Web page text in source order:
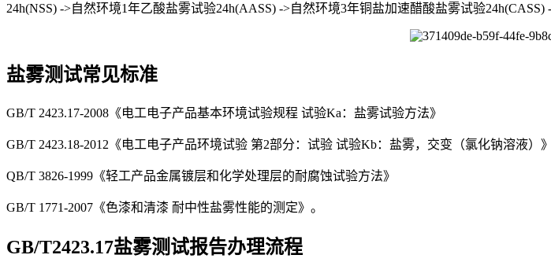
24h(NSS) ->自然环境1年乙酸盐雾试验24h(AASS) ->自然环境3年铜盐加速醋酸盐雾试验24h(CASS)
盐雾测试常见标准
GB/T 2423.17-2008《电工电子产品基本环境试验规程 试验Ka：盐雾试验方法》
GB/T 2423.18-2012《电工电子产品环境试验 第2部分：试验 试验Kb：盐雾，交变（氯化钠溶液）》
QB/T 3826-1999《轻工产品金属镀层和化学处理层的耐腐蚀试验方法》
GB/T 1771-2007《色漆和清漆 耐中性盐雾性能的测定》。
GB/T2423.17盐雾测试报告办理流程